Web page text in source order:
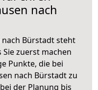
nach
Bürstadt steht
zuerst machen
Punkte, die bei
nach Bürstadt zu
der Planung bis